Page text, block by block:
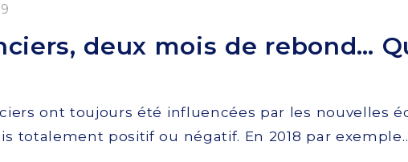
deux mois de rebond…
ont toujours été influencées par les nouvelles
totalement positif ou négatif. En 2018 par